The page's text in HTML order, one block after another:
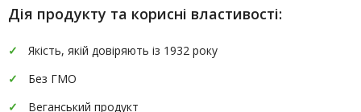
Дія продукту та корисні властивості:
Якість, якій довіряють із 1932 року
Без ГМО
Веганський продукт